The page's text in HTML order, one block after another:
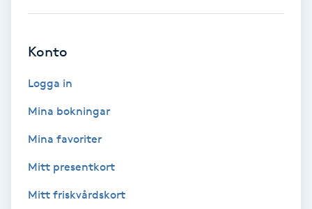
HIFU
Hollywood Peel
Hot yoga
Hudföryngring
Konto
Logga in
Mina bokningar
Mina favoriter
Mitt presentkort
Mitt friskvårdskort